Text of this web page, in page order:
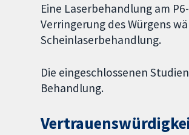
Eine Laserbehandlung am
Verringerung des Würgens
Scheinlaserbehandlung.
Die eingeschlossenen
Behandlung.